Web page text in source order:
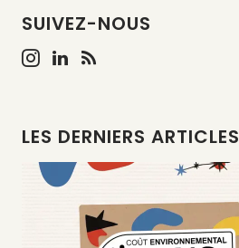
SUIVEZ-NOUS
LES DERNIERS ARTICLES